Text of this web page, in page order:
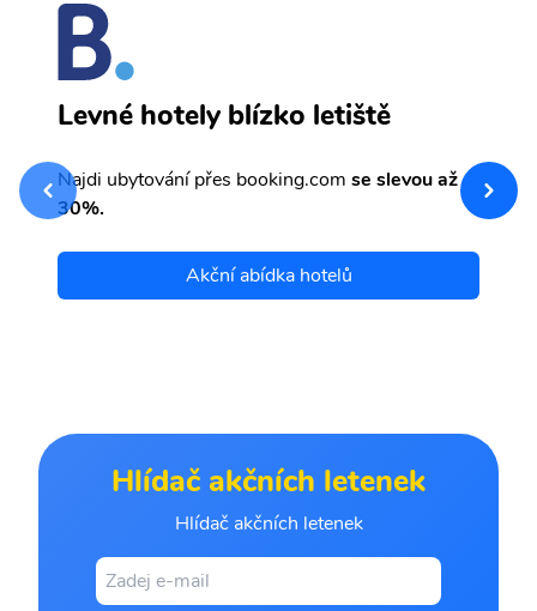
Levné hotely blízko letiště
Najdi ubytování přes booking.com se slevou až
30%.
Akční abídka hotelů
Hlídač akčních letenek
Hlídač akčních letenek